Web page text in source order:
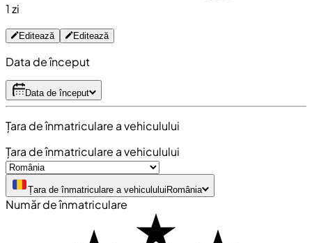
1 zi
Editează Editează
Data de început
Data de început
Țara de înmatriculare a vehiculului
Țara de înmatriculare a vehiculului
Țara de înmatriculare a vehiculului România
Număr de înmatriculare